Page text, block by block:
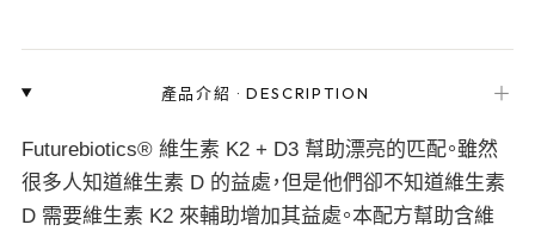
產品介紹 ·DESCRIPTION ＋
Futurebiotics® 維生素 K2 + D3 幫助漂亮的匹配。雖然
很多人知道維生素 D 的益處，但是他們卻不知道維生素
D 需要維生素 K2 來輔助增加其益處。本配方幫助含維